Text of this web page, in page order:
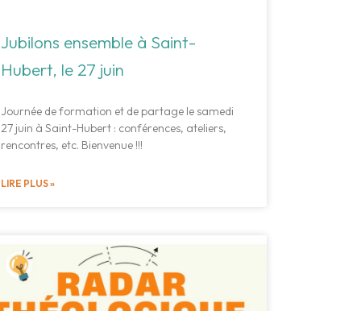
Jubilons ensemble à Saint-
Hubert, le 27 juin
Journée de formation et de partage le samedi
27 juin à Saint-Hubert : conférences, ateliers,
rencontres, etc. Bienvenue !!!
LIRE PLUS »